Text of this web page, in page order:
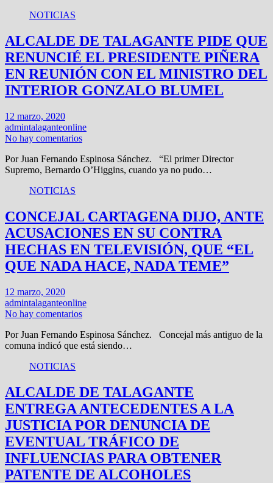
NOTICIAS
ALCALDE DE TALAGANTE PIDE QUE
RENUNCIÉ EL PRESIDENTE PIÑERA
EN REUNIÓN CON EL MINISTRO DEL
INTERIOR GONZALO BLUMEL
12 marzo, 2020
admintalaganteonline
No hay comentarios
Por Juan Fernando Espinosa Sánchez. “El primer Director
Supremo, Bernardo O’Higgins, cuando ya no pudo…
NOTICIAS
CONCEJAL CARTAGENA DIJO, ANTE
ACUSACIONES EN SU CONTRA
HECHAS EN TELEVISIÓN, QUE “EL
QUE NADA HACE, NADA TEME”
12 marzo, 2020
admintalaganteonline
No hay comentarios
Por Juan Fernando Espinosa Sánchez. Concejal más antiguo de la
comuna indicó que está siendo…
NOTICIAS
ALCALDE DE TALAGANTE
ENTREGA ANTECEDENTES A LA
JUSTICIA POR DENUNCIA DE
EVENTUAL TRÁFICO DE
INFLUENCIAS PARA OBTENER
PATENTE DE ALCOHOLES